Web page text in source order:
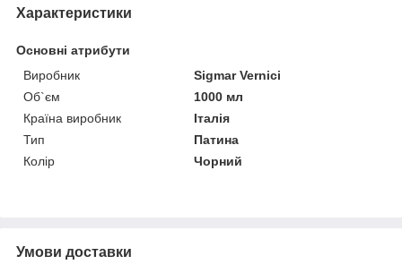
Характеристики
Основні атрибути
Виробник
Sigmar Vernici
Об`єм
1000 мл
Країна виробник
Італія
Тип
Патина
Колір
Чорний
Умови доставки